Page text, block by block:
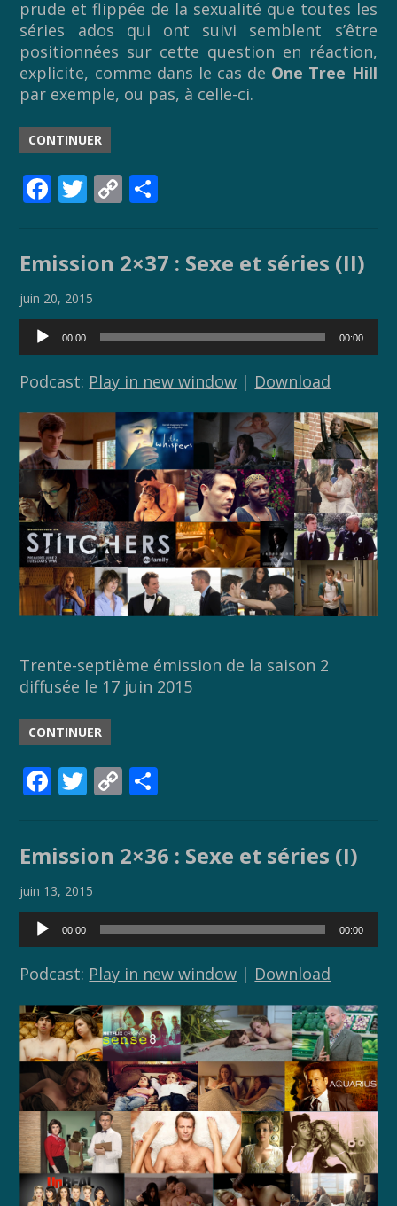
prude et flippée de la sexualité que toutes les
séries ados qui ont suivi semblent s’être
positionnées sur cette question en réaction,
explicite, comme dans le cas de One Tree Hill
par exemple, ou pas, à celle-ci.
CONTINUER
F
e
b
o
o
k
T
er
C
y
n
k
g
Emission 2×37 : Sexe et séries (II)
juin 20, 2015
Lecteur
audio
00:00 00:00
Podcast: Play in new window | Download
Trente-septième émission de la saison 2
diffusée le 17 juin 2015
CONTINUER
F
e
b
o
o
k
T
er
C
y
n
k
g
Emission 2×36 : Sexe et séries (I)
juin 13, 2015
Lecteur
audio
00:00 00:00
Podcast: Play in new window | Download